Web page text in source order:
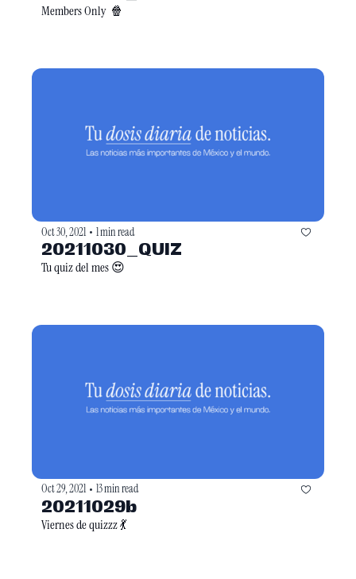
Members Only  🍿
Oct 30, 2021 • 1 min read
20211030_QUIZ
Tu quiz del mes 😍
Oct 29, 2021 • 13 min read
20211029b
Viernes de quizzz 💃